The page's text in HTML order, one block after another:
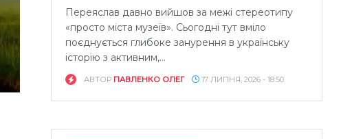
Переяслав давно вийшов за межі стереотипу
«просто міста музеїв». Сьогодні тут вміло
поєднується глибоке занурення в українську
історію з активним,...
АВТОР ПАВЛЕНКО ОЛЕГ 17 ЛИПНЯ, 2026 - 18:50